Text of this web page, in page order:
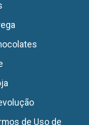
de Uso de